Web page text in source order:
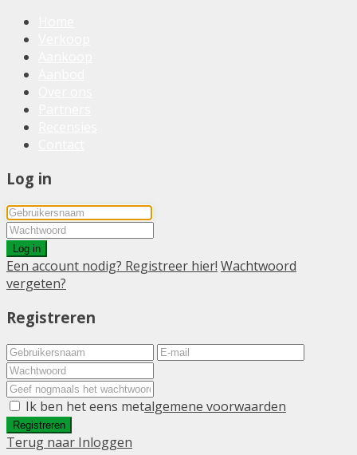
Log in
Log in
Een account nodig? Registreer hier! Wachtwoord
vergeten?
Registreren
Ik ben het eens metalgemene voorwaarden
Registreren
Terug naar Inloggen